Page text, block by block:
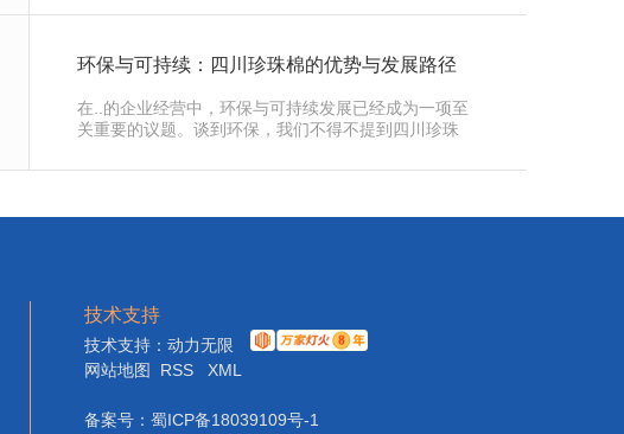
环保与可持续：四川珍珠棉的优势与发展路径
在..的企业经营中，环保与可持续发展已经成为一项至
关重要的议题。谈到环保，我们不得不提到四川珍珠
技术支持
技术支持： 动力无限
网站地图
RSS XML
备案号： 蜀ICP备18039109号-1